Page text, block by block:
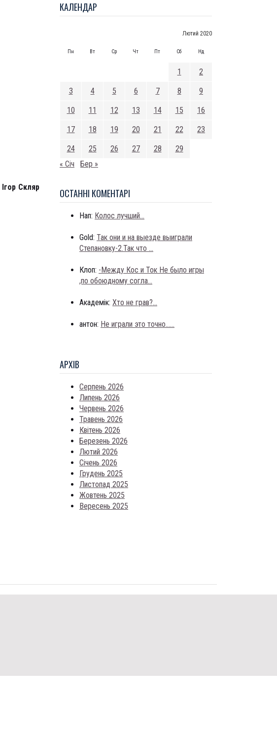
КАЛЕНДАР
Лютий 2020
Пн Вт Ср Чт Пт Сб Нд
1 2
3 4 5 6 7 8 9
10 11 12 13 14 15 16
17 18 19 20 21 22 23
24 25 26 27 28
29
« Січ
Бер »
ОСТАННI КОМЕНТАРI
Нап: Колос лучший...
Gold: Так они и на выезде выиграли
Степановку-2.Так что ...
Клоп: -Между Кос и Ток Не было игры
,по обоюдному согла...
Академік: Хто не грав?...
антон: Не играли это точно......
АРХIВ
Серпень 2026
Липень 2026
Червень 2026
Травень 2026
Квітень 2026
Березень 2026
Лютий 2026
Січень 2026
Грудень 2025
Листопад 2025
Жовтень 2025
Вересень 2025
Ігор Скляр